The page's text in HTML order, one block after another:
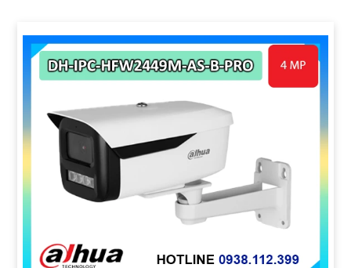
năng thông minh và độ tin cậy.💖5:Nếu bạn muốn tìm
camera Dahua giá rẻ, bạn có thể tham khảo trên các
website thương mại điện tử hoặc tại các cửa hàng điện
Hy vọng rằng những thông tin trên sẽ giúp bạn chọn
lựa được Camera Dahua chính hãng, giá rẻ và chất
lượng. Nếu bạn có thêm câu hỏi hoặc cần tư vấn thêm,
đừng ngần ngại để lại Cung cấp cho công trình biết.